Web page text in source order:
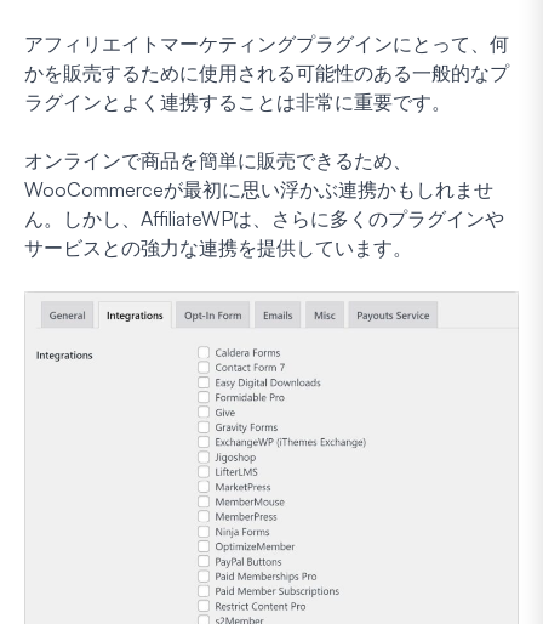
アフィリエイトマーケティングプラグインにとって、何
かを販売するために使用される可能性のある一般的なプ
ラグインとよく連携することは非常に重要です。
オンラインで商品を簡単に販売できるため、
WooCommerceが最初に思い浮かぶ連携かもしれませ
ん。しかし、AffiliateWPは、さらに多くのプラグインや
サービスとの強力な連携を提供しています。